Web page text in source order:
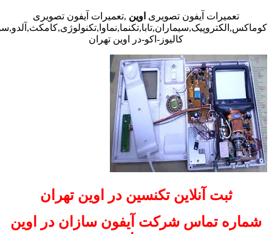
تعمیرات آیفون تصویری اوین ,تعمیرات آیفون تصویری
کالیوز-اکو-در اوین تهران
ثبت آنلاین تکنسین در اوین تهران
شماره تماس شرکت آیفون سازان در اوین